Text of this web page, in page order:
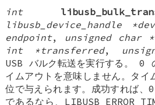
int
libusb_device_handle
endpoint, unsigned char
int *transferred,
USB バルク転送を実行する。 0
イムアウトを意味しません。タイ
位で与えられます。成功すれば、
であるなら、